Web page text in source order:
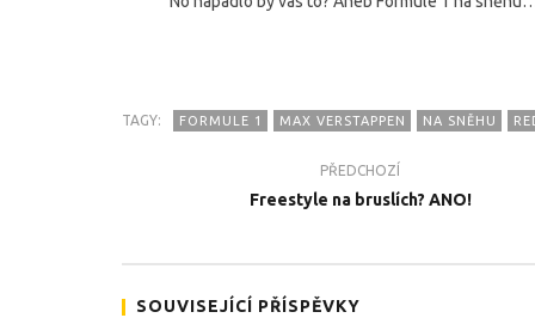
TEĎ PROHLÍŽENÉ
Team
TAGY: FORMULE 1 MAX VERSTAPPEN NA SNĚHU
PŘEDCHOZÍ
Freestyle na bruslích? ANO!
SOUVISEJÍCÍ PŘÍSPĚVKY